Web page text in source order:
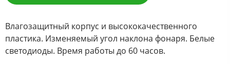
Влагозащитный корпус и высококачественного
пластика. Изменяемый угол наклона фонаря. Белые
светодиоды. Время работы до 60 часов.